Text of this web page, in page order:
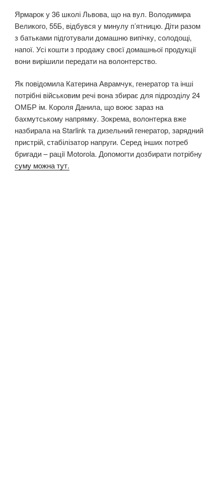
Ярмарок у 36 школі Львова, що на вул. Володимира
Великого, 55Б, відбувся у минулу п’ятницю. Діти разом
з батьками підготували домашню випічку, солодощі,
напої. Усі кошти з продажу своєї домашньої продукції
вони вирішили передати на волонтерство.
Як повідомила Катерина Аврамчук, генератор та інші
потрібні військовим речі вона збирає для підрозділу 24
ОМБР ім. Короля Данила, що воює зараз на
бахмутському напрямку. Зокрема, волонтерка вже
назбирала на Starlink та дизельний генератор, зарядний
пристрій, стабілізатор напруги. Серед інших потреб
бригади – рації Motorola. Допомогти дозбирати потрібну
суму можна тут.